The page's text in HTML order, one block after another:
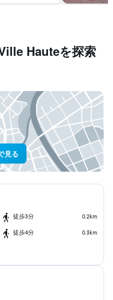
Haute​を探索
見る
​徒歩3分 0.2km
​徒歩4分 0.3km